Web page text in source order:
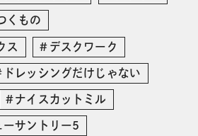
くもの
ス デスクワーク
ドレッシングだけじゃない
ナイスカットミル
ーサントリー5